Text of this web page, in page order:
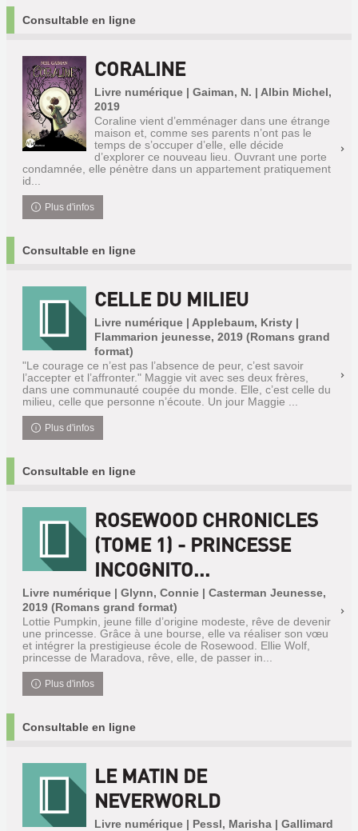
Consultable en ligne
CORALINE
Livre numérique | Gaiman, N. | Albin Michel,
2019
Coraline vient d’emménager dans une étrange
maison et, comme ses parents n’ont pas le
temps de s’occuper d’elle, elle décide
d’explorer ce nouveau lieu. Ouvrant une porte
condamnée, elle pénètre dans un appartement pratiquement
id...
Plus d'infos
Consultable en ligne
CELLE DU MILIEU
Livre numérique | Applebaum, Kristy |
Flammarion jeunesse, 2019 (Romans grand
format)
"Le courage ce n’est pas l’absence de peur, c’est savoir
l’accepter et l’affronter." Maggie vit avec ses deux frères,
dans une communauté coupée du monde. Elle, c’est celle du
milieu, celle que personne n’écoute. Un jour Maggie ...
Plus d'infos
Consultable en ligne
ROSEWOOD CHRONICLES
(TOME 1) - PRINCESSE
INCOGNITO...
Livre numérique | Glynn, Connie | Casterman Jeunesse,
2019 (Romans grand format)
Lottie Pumpkin, jeune fille d’origine modeste, rêve de devenir
une princesse. Grâce à une bourse, elle va réaliser son vœu
et intégrer la prestigieuse école de Rosewood. Ellie Wolf,
princesse de Maradova, rêve, elle, de passer in...
Plus d'infos
Consultable en ligne
LE MATIN DE
NEVERWORLD
Livre numérique | Pessl, Marisha | Gallimard